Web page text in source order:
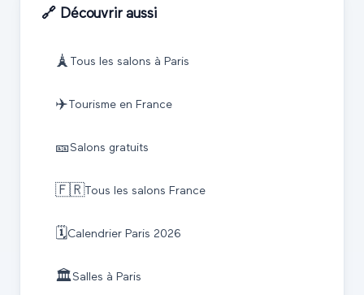
🔗 Découvrir aussi
🗼 Tous les salons à Paris
✈️Tourismeen France
🎫Salons gratuits
🇫🇷Tous les salons France
🗓️Calendrier Paris 2026
🏛️Salles à Paris